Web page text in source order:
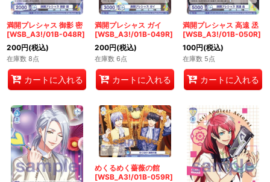
満開プレシャス 御影 密
[WSB_A3!/01B-048R]
200円(税込)
在庫数 8点
カートに入れる
満開プレシャス ガイ
[WSB_A3!/01B-049R]
200円(税込)
在庫数 6点
カートに入れる
満開プレシャス 高遠 丞
[WSB_A3!/01B-050R]
100円(税込)
在庫数 5点
カートに入れる
めくるめく薔薇の館
[WSB_A3!/01B-059R]